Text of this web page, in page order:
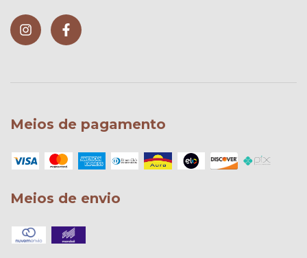
Meios de pagamento
Meios de envio